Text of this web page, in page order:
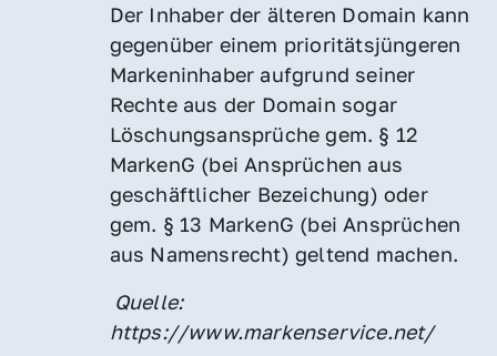
Der Inhaber der älteren Domain kann
gegenüber einem prioritätsjüngeren
Markeninhaber aufgrund seiner
Rechte aus der Domain sogar
Löschungsansprüche gem. § 12
MarkenG (bei Ansprüchen aus
geschäftlicher Bezeichung) oder
gem. § 13 MarkenG (bei Ansprüchen
aus Namensrecht) geltend machen.
https://www.markenservice.net/